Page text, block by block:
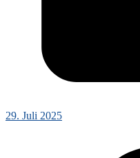
29. Juli 2025